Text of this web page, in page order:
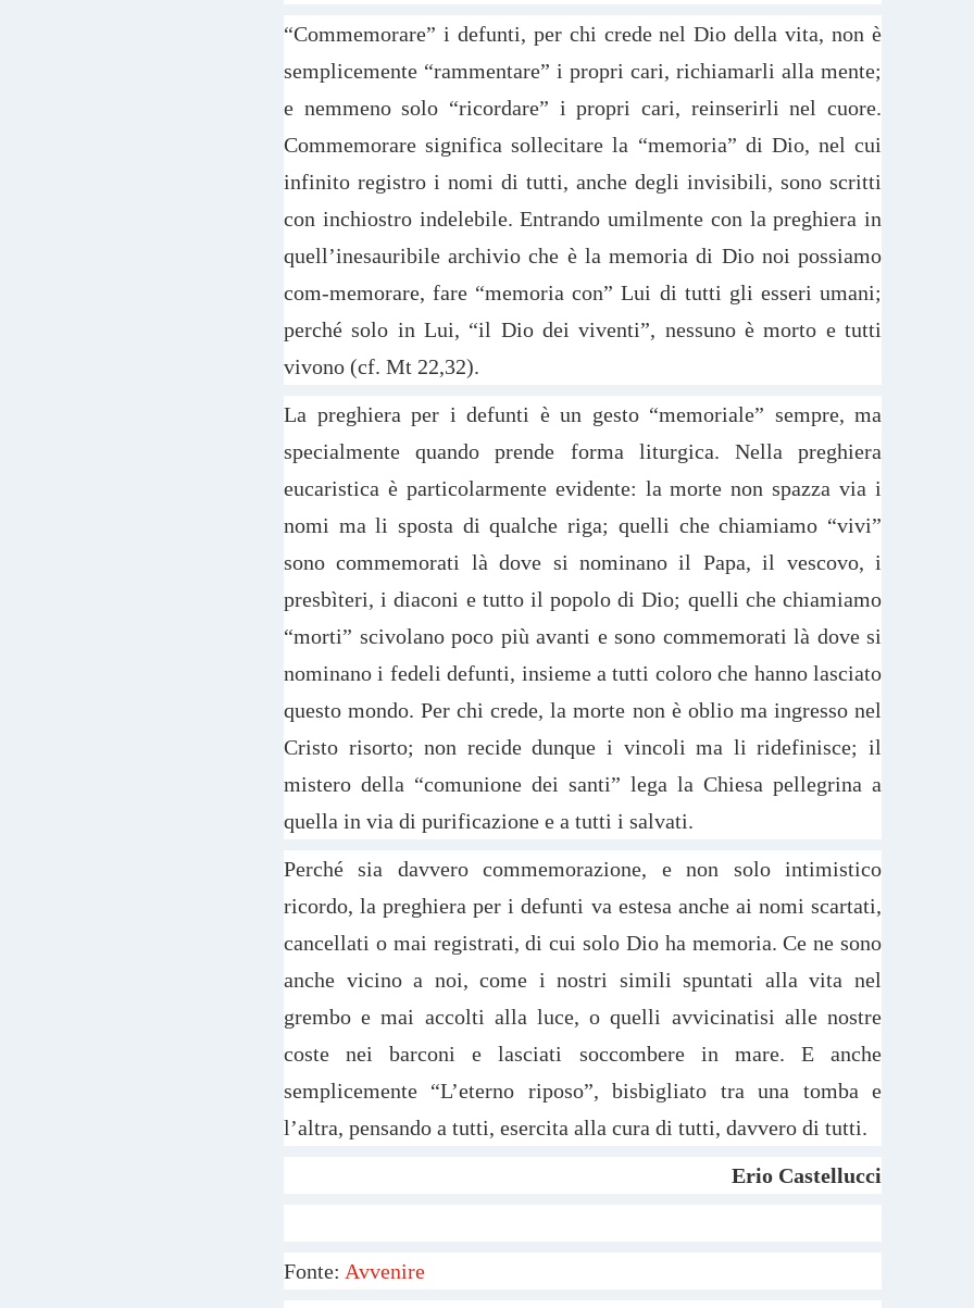
“Commemorare” i defunti, per chi crede nel Dio della vita, non è
semplicemente “rammentare” i propri cari, richiamarli alla mente;
e nemmeno solo “ricordare” i propri cari, reinserirli nel cuore.
Commemorare significa sollecitare la “memoria” di Dio, nel cui
infinito registro i nomi di tutti, anche degli invisibili, sono scritti
con inchiostro indelebile. Entrando umilmente con la preghiera in
quell’inesauribile archivio che è la memoria di Dio noi possiamo
com-memorare, fare “memoria con” Lui di tutti gli esseri umani;
perché solo in Lui, “il Dio dei viventi”, nessuno è morto e tutti
vivono (cf. Mt 22,32).
La preghiera per i defunti è un gesto “memoriale” sempre, ma
specialmente quando prende forma liturgica. Nella preghiera
eucaristica è particolarmente evidente: la morte non spazza via i
nomi ma li sposta di qualche riga; quelli che chiamiamo “vivi”
sono commemorati là dove si nominano il Papa, il vescovo, i
presbìteri, i diaconi e tutto il popolo di Dio; quelli che chiamiamo
“morti” scivolano poco più avanti e sono commemorati là dove si
nominano i fedeli defunti, insieme a tutti coloro che hanno lasciato
questo mondo. Per chi crede, la morte non è oblio ma ingresso nel
Cristo risorto; non recide dunque i vincoli ma li ridefinisce; il
mistero della “comunione dei santi” lega la Chiesa pellegrina a
quella in via di purificazione e a tutti i salvati.
Perché sia davvero commemorazione, e non solo intimistico
ricordo, la preghiera per i defunti va estesa anche ai nomi scartati,
cancellati o mai registrati, di cui solo Dio ha memoria. Ce ne sono
anche vicino a noi, come i nostri simili spuntati alla vita nel
grembo e mai accolti alla luce, o quelli avvicinatisi alle nostre
coste nei barconi e lasciati soccombere in mare. E anche
semplicemente “L’eterno riposo”, bisbigliato tra una tomba e
l’altra, pensando a tutti, esercita alla cura di tutti, davvero di tutti.
Erio Castellucci
Fonte: Avvenire